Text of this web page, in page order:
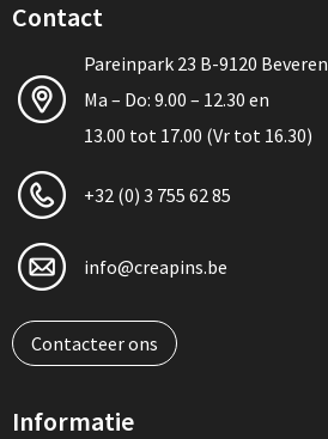
Contact
Pareinpark 23 B-9120 Beveren
Ma – Do: 9.00 – 12.30 en
13.00 tot 17.00 (Vr tot 16.30)
+32 (0) 3 755 62 85
info@creapins.be
Contacteer ons
Informatie